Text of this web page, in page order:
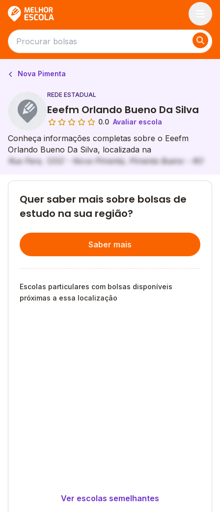
Nova Pimenta
REDE ESTADUAL
Eeefm Orlando Bueno Da Silva
0.0 Avaliar escola
Conheça informações completas sobre o Eeefm
Orlando Bueno Da Silva, localizada na
Rua Para, 1202 - Nova Pimenta, Pimenta Bueno - RO
Quer saber mais sobre bolsas de
estudo na sua região?
Saber mais
Escolas particulares com bolsas disponíveis
próximas a essa localização
Ver escolas semelhantes